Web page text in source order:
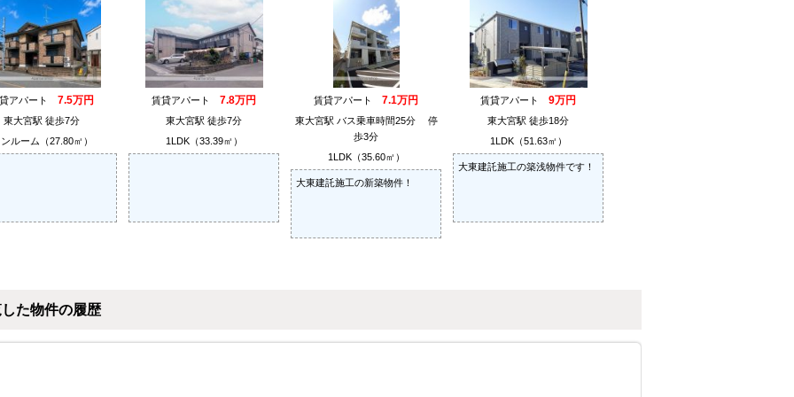
アパート 7.5万円
東大宮駅 徒歩7分
ルーム（27.80㎡）
賃貸アパート 7.8万円
東大宮駅 徒歩7分
1LDK（33.39㎡）
賃貸アパート 7.1万円
東大宮駅 バス乗車時間25分 停
歩3分
1LDK（35.60㎡）
大東建託施工の新築物件！
賃貸アパート 9万円
東大宮駅 徒歩18分
1LDK（51.63㎡）
大東建託施工の築浅物件です！
た物件の履歴